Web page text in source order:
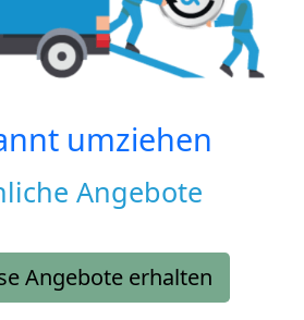
umziehen
Angebote
Angebote erhalten